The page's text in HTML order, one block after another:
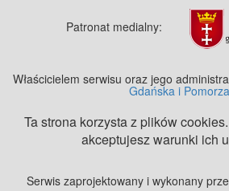
Patronat medialny:
Właścicielem serwisu oraz jego
Gdańska i Pomorza
Ta strona korzysta z plików
akceptujesz warunki ich
Serwis zaprojektowany i wykonany